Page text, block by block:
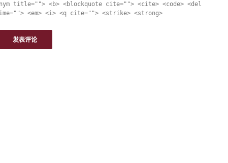
title=""> <b> <blockquote cite=""> <cite> <code> <del
<em> <i> <q cite=""> <strike> <strong>